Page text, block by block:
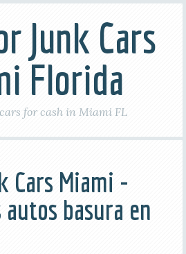
Junk Cars
Florida
for cash in Miami FL
Cars Miami -
autos basura en